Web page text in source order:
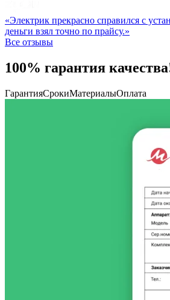
«Электрик прекрасно справился с
деньги взял точно по прайсу.»
Все отзывы
100% гарантия
ГарантияСрокиМатериалыОплата